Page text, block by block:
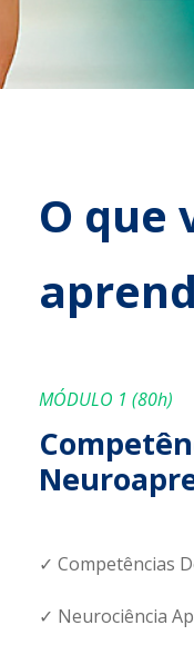
O que
MÓDULO 1 (80h)
✓ Competências
✓ Neurociência